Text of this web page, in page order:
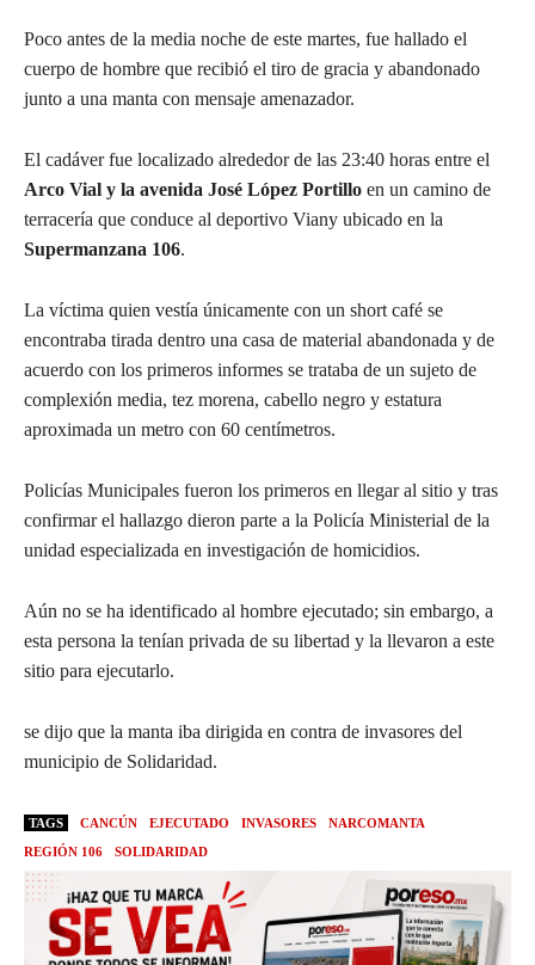
Poco antes de la media noche de este martes, fue hallado el
cuerpo de hombre que recibió el tiro de gracia y abandonado
junto a una manta con mensaje amenazador.
El cadáver fue localizado alrededor de las 23:40 horas entre el
Arco Vial y la avenida José López Portillo en un camino de
terracería que conduce al deportivo Viany ubicado en la
Supermanzana 106.
La víctima quien vestía únicamente con un short café se
encontraba tirada dentro una casa de material abandonada y de
acuerdo con los primeros informes se trataba de un sujeto de
complexión media, tez morena, cabello negro y estatura
aproximada un metro con 60 centímetros.
Policías Municipales fueron los primeros en llegar al sitio y tras
confirmar el hallazgo dieron parte a la Policía Ministerial de la
unidad especializada en investigación de homicidios.
Aún no se ha identificado al hombre ejecutado; sin embargo, a
esta persona la tenían privada de su libertad y la llevaron a este
sitio para ejecutarlo.
se dijo que la manta iba dirigida en contra de invasores del
municipio de Solidaridad.
TAGS CANCÚN EJECUTADO INVASORES
NARCOMANTA
REGIÓN 106
SOLIDARIDAD